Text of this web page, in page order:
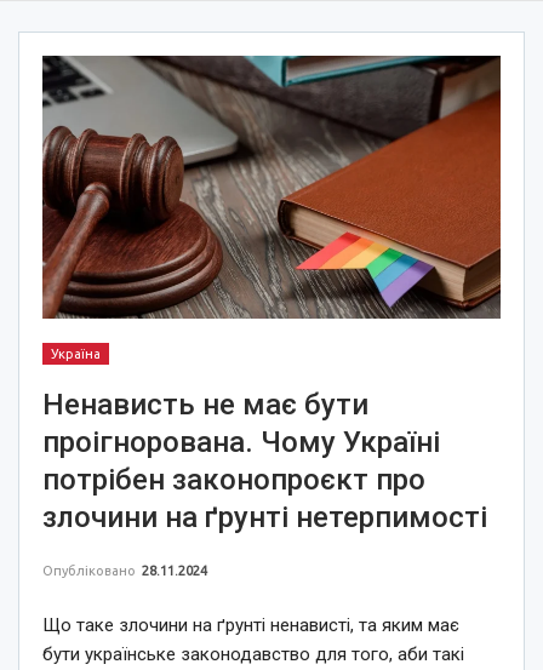
Україна
Ненависть не має бути
проігнорована. Чому Україні
потрібен законопроєкт про
злочини на ґрунті нетерпимості
Опубліковано 28.11.2024
Що таке злочини на ґрунті ненависті, та яким має
бути українське законодавство для того, аби такі